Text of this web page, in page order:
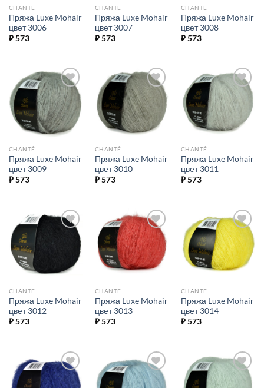
CHANTÉ
Пряжа Luxe Mohair
цвет 3006
₽573
CHANTÉ
Пряжа Luxe Mohair
цвет 3007
₽573
CHANTÉ
Пряжа Luxe Mohair
цвет 3008
₽573
Добавить в
избранное.
CHANTÉ
Пряжа Luxe Mohair
цвет 3009
₽573
Добавить в
избранное.
CHANTÉ
Пряжа Luxe Mohair
цвет 3010
₽573
Добавить в
избранное.
CHANTÉ
Пряжа Luxe Mohair
цвет 3011
₽573
CHANTÉ
Пряжа Luxe Mohair
цвет 3012
₽573
Добавить в
избранное.
CHANTÉ
Пряжа Luxe Mohair
цвет 3013
₽573
Добавить в
избранное.
CHANTÉ
Пряжа Luxe Mohair
цвет 3014
₽573
Добавить в
избранное.
Добавить в
избранное.
Добавить в
избранное.